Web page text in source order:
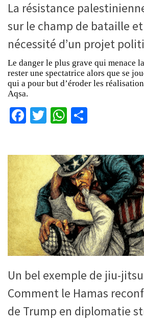
La résistance
sur le champ de bataille
nécessité d’un projet
Le danger le plus grave qui menace
rester une spectatrice alors que se
qui a pour but d’éroder les
Aqsa.
Facebook
TwitterWhatsApp
Un bel exemple de jiu-
Comment le Hamas
de Trump en diplomatie